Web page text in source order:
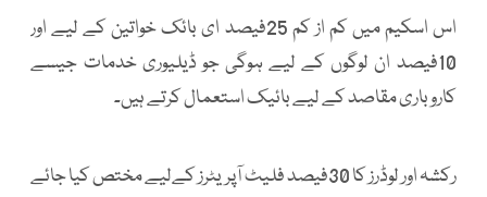
اس اسکیم میں کم از کم 25فیصد ای بائک خواتین کے لیے اور
10فیصد ان لوگوں کے لیے ہوگی جو ڈیلیوری خدمات جیسے
کاروباری مقاصد کے لیے بائیک استعمال کرتے ہیں۔
رکشہ اور لوڈرز کا 30فیصد فلیٹ آپریٹرز کےلیے مختص کیا جائے